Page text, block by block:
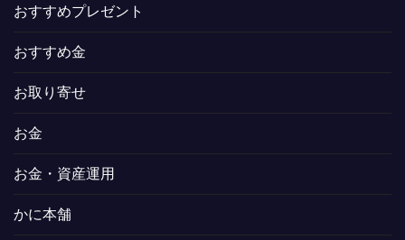
おすすめプレゼント
おすすめ金
お取り寄せ
お金
お金・資産運用
かに本舗